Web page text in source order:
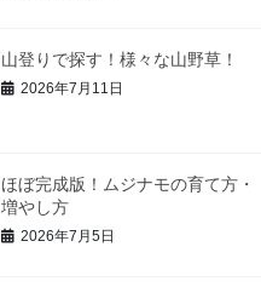
山登りで探す！様々な山野草！
2026年7月11日
ほぼ完成版！ムジナモの育て方・
増やし方
2026年7月5日